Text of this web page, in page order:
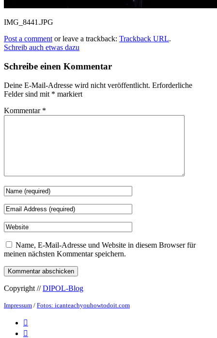
IMG_8441.JPG
Post a comment or leave a trackback: Trackback URL.
Schreib auch etwas dazu
Schreibe einen Kommentar
Deine E-Mail-Adresse wird nicht veröffentlicht. Erforderliche
Felder sind mit * markiert
Kommentar *
Name, E-Mail-Adresse und Website in diesem Browser für
meinen nächsten Kommentar speichern.
Copyright //DIPOL-Blog
Impressum / Fotos: icanteachyouhowtodoit.com

